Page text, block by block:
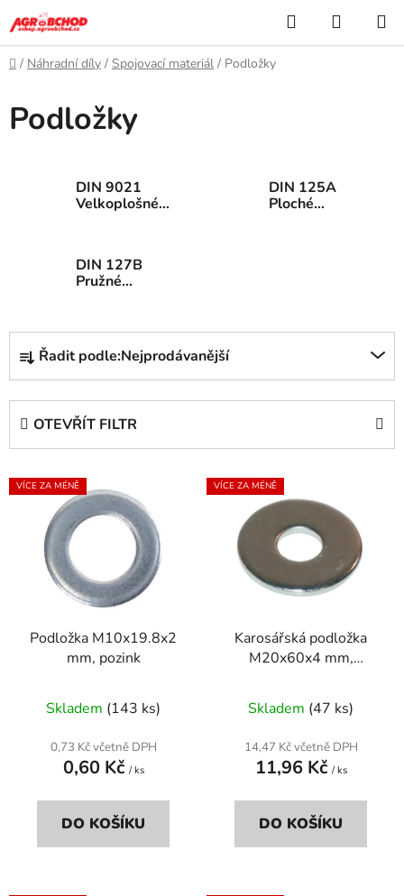
na
obsah
Hledat
KOŠÍK
Domů
/ Náhradní díly / Spojovací materiál / Podložky
Podložky
DIN 9021
Velkoplošné
DIN 125A
Ploché
DIN 127B
Pružné
Ř
z
p
Řadit podle:Nejprodávanější
OTEVŘÍT FILTR
V
ý
VÍCE ZA MÉNĚ
Podložka M10x19.8x2
mm, pozink
Skladem (143 ks)
0,73 Kč včetně DPH
0,60 Kč / ks
DO KOŠÍKU
VÍCE ZA MÉNĚ
Karosářská podložka
M20x60x4 mm,
Skladem (47 ks)
14,47 Kč včetně DPH
11,96 Kč / ks
DO KOŠÍKU